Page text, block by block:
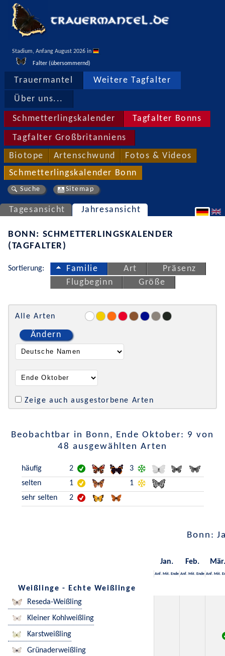
Stadium, Anfang August 2026 in
Falter (übersommernd)
Trauermantel Weitere Tagfalter
Über uns...
Schmetterlingskalender Tagfalter Bonns
Tagfalter Großbritanniens
Biotope Artenschwund Fotos & Videos
Schmetterlingskalender Bonn
Suche Sitemap
Tagesansicht Jahresansicht
BONN: SCHMETTERLINGSKALENDER
(TAGFALTER)
Sortierung: Familie Art
Präsenz
Flugbeginn
Größe
Alle Arten
Ändern
Zeige auch ausgestorbene Arten
Beobachtbar in Bonn, Ende Oktober: 9 von
48 ausgewählten Arten
häufig 2
3
selten
1
1
sehr selten
2
Bonn:
Jan. Feb. Mär.
Anf. Mit. Ende Anf. Mit. Ende Anf. Mit.
Weißlinge - Echte Weißlinge
Reseda-Weißling
Kleiner Kohlweißling
Karstweißling
Grünaderweißling